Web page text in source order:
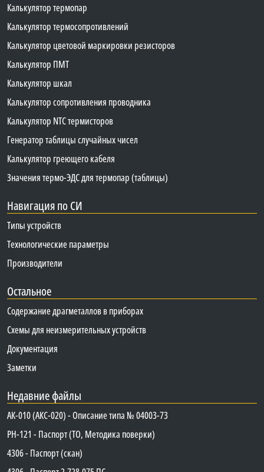
Калькулятор термопар
Калькулятор термосопротивлений
Калькулятор цветовой маркировки резисторов
Калькулятор ПМТ
Калькулятор шкал
Калькулятор сопротивления проводника
Калькулятор NTC термисторов
Генератор таблицы случайных чисел
Калькулятор греющего кабеля
Значения термо-ЭДС для термопар (таблицы)
Навигация по СИ
Типы устройств
Технологические параметры
Производители
Остальное
Содержание драгметаллов в приборах
Схемы для неизмерительных устройств
Документация
Заметки
Недавние файлы
АК-010 (АКС-020) - Описание типа № 04003-73
PH-121 - Паспорт (ТО, Методика поверки)
4306 - Паспорт (скан)